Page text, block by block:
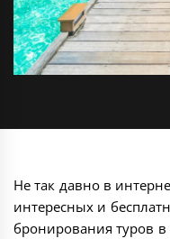
Не так давно в
интересных и
бронирования туров